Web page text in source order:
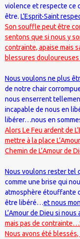
violence et respecte ce
être. L’Esprit-Saint
Son souffle peut être
sentons que si nous y
contrainte, apaise mais
blessures
Nous voulons ne plus
de notre chair
nous enserrent
incapable de nous en
libérer…nous en
Alors Le Feu ardent de
mettre à la place
Chemin de L’Amour de
Nous voulons rester tel
comme une brise qui
atmosphère étouffante
être libéré…et nous
L’Amour de Dieu si
mais pas de
Nous avons été